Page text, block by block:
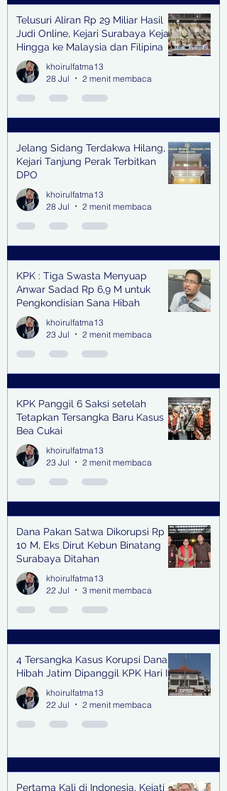
Telusuri Aliran Rp 29 Miliar Hasil
Judi Online, Kejari Surabaya Kejar
Hingga ke Malaysia dan Filipina
khoirulfatma13
28 Jul
2 menit membaca
Jelang Sidang Terdakwa Hilang,
Kejari Tanjung Perak Terbitkan
DPO
khoirulfatma13
28 Jul
2 menit membaca
KPK : Tiga Swasta Menyuap
Anwar Sadad Rp 6,9 M untuk
Pengkondisian Sana Hibah
khoirulfatma13
23 Jul
2 menit membaca
KPK Panggil 6 Saksi setelah
Tetapkan Tersangka Baru Kasus
Bea Cukai
khoirulfatma13
23 Jul
2 menit membaca
Dana Pakan Satwa Dikorupsi Rp
10 M, Eks Dirut Kebun Binatang
Surabaya Ditahan
khoirulfatma13
22 Jul
3 menit membaca
4 Tersangka Kasus Korupsi Dana
Hibah Jatim Dipanggil KPK Hari Ini
khoirulfatma13
22 Jul
2 menit membaca
Pertama Kali di Indonesia, Kejati